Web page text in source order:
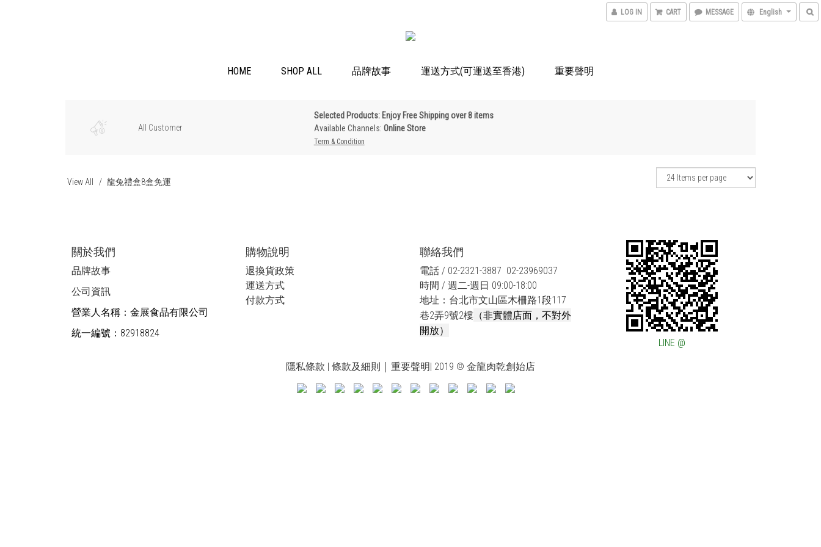
LOG IN CART MESSAGE English
HOME SHOP ALL 品牌故事 運送方式(可運送至香港) 重要聲明
All Customer
Selected Products: Enjoy Free Shipping over 8 items
Available Channels: Online Store
Term & Condition
View All 龍兔禮盒8盒免運
關於我們
品牌故事
公司資訊
營業人名稱：金展食品有限公司
統一編號：82918824
購物說明
退換貨政策
運送方式
付款方式
聯絡我們
電話 / 02-2321-3887 02-23969037
時間 / 週二-週日 09:00-18:00
地址：台北市文山區木柵路1段117
巷2弄9號2樓 （非實體店面，不對外
開放）
LINE @
隱私條款 | 條款及細則 | 重要聲明| 2019 © 金龍肉乾創始店